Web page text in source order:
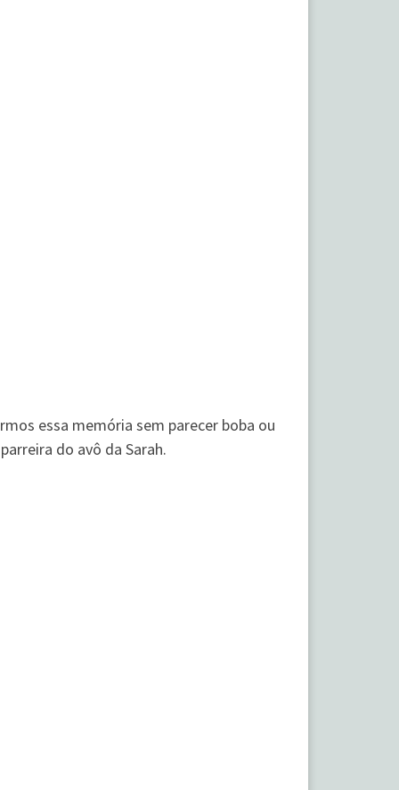
essa memória sem parecer boba ou
do avô da Sarah.